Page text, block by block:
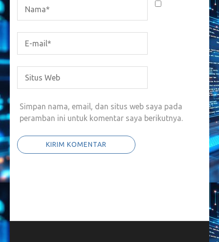
Simpan nama, email, dan situs web saya pada
peramban ini untuk komentar saya berikutnya.